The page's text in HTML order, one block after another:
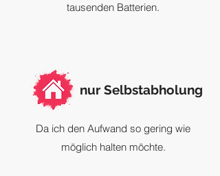
tausenden Batterien.
nur Selbstabholung
Da ich den Aufwand so gering wie
möglich halten möchte.